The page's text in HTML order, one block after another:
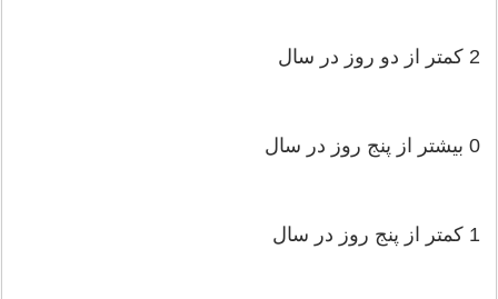
2 كمتر از دو روز در سال‌
0 بیشتر از پنج‌ روز در سال‌
1 كمتر از پنج‌ روز در سال‌